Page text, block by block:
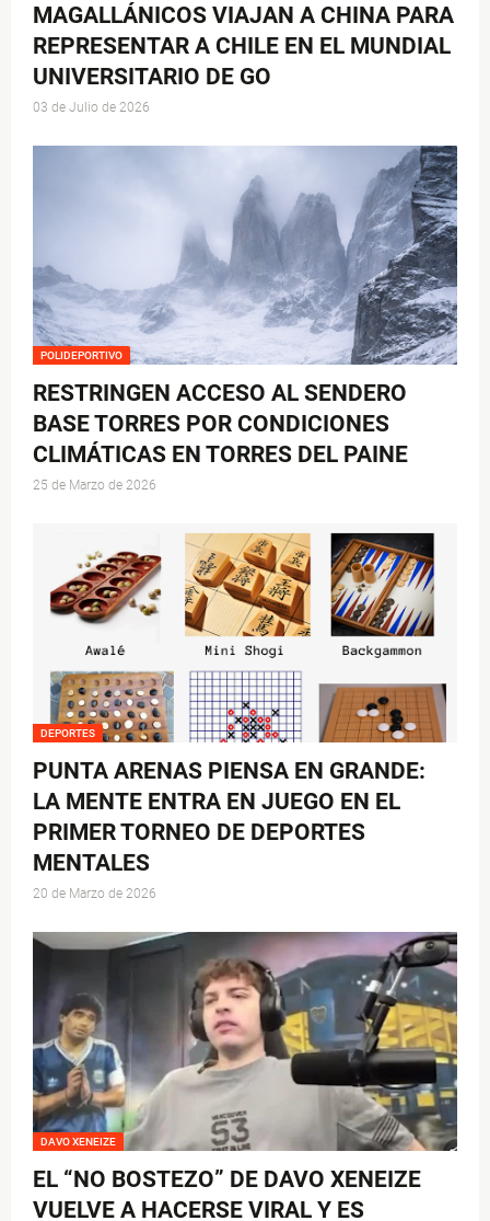
MAGALLÁNICOS VIAJAN A CHINA PARA
REPRESENTAR A CHILE EN EL MUNDIAL
UNIVERSITARIO DE GO
03 de Julio de 2026
POLIDEPORTIVO
RESTRINGEN ACCESO AL SENDERO
BASE TORRES POR CONDICIONES
CLIMÁTICAS EN TORRES DEL PAINE
25 de Marzo de 2026
DEPORTES
PUNTA ARENAS PIENSA EN GRANDE:
LA MENTE ENTRA EN JUEGO EN EL
PRIMER TORNEO DE DEPORTES
MENTALES
20 de Marzo de 2026
DAVO XENEIZE
EL “NO BOSTEZO” DE DAVO XENEIZE
VUELVE A HACERSE VIRAL Y ES